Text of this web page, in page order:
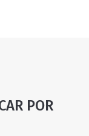
POR